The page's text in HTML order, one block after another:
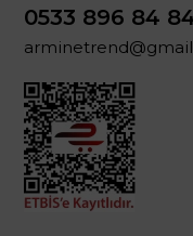
0533 896 84